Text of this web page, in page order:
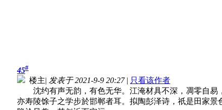
45#
楼主| 发表于 2021-9-9 20:27 | 只看该作者
沈约有声无韵，有色无华。江淹材具不深，凋零自易
亦寿陵馀子之学步於邯郸者耳。拟陶彭泽诗，祇是田家景